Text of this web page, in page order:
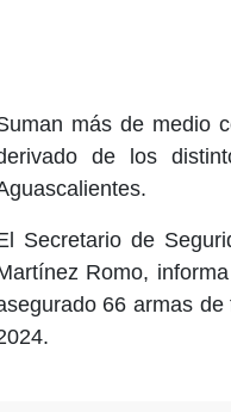
más de medio
de los
Secretario de
Romo,
66 armas